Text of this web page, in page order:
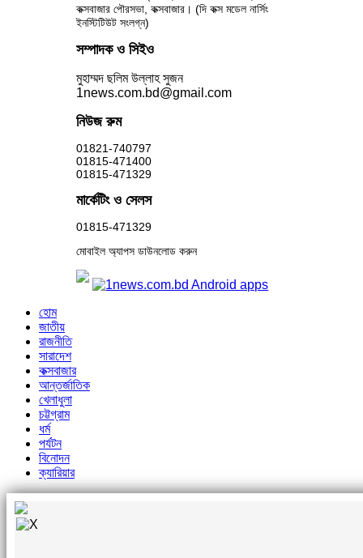
কক্সবাজার পৌরসভা, কক্সবাজার। (দি কক্স মডেল নার্সিং
ইনস্টিটিউট সংলগ্ন)
সম্পাদক ও সিইও
মুহাম্মদ ছলিম উল্লাহ সুজন
1news.com.bd@gmail.com
নিউজ রুম
01821-740797
01815-471400
01815-471329
মার্কেটিং ও সেলস
01815-471329
মোবাইল অ্যাপস ডাউনলোড করুন
হোম
জাতীয়
রাজনীতি
সারাদেশ
কক্সবাজার
আন্তর্জাতিক
খেলাধুলা
চট্টগ্রাম
ধর্ম
পর্যটন
বিনোদন
ক্যারিয়ার